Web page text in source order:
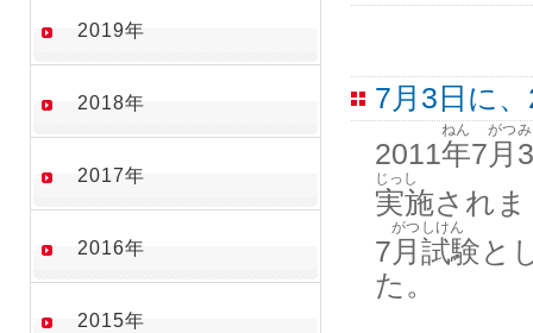
7月3日に
2011年
ねん
7 月
がつ
実施
じっし
され
7 月
がつ
試験
しけん
と
た。
2019年
2018年
2017年
2016年
2015年